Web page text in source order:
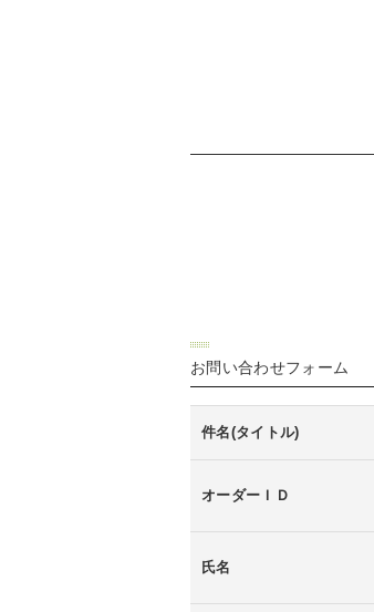
お問い合わせフォーム
件名(タイトル)
オーダーＩＤ
氏名